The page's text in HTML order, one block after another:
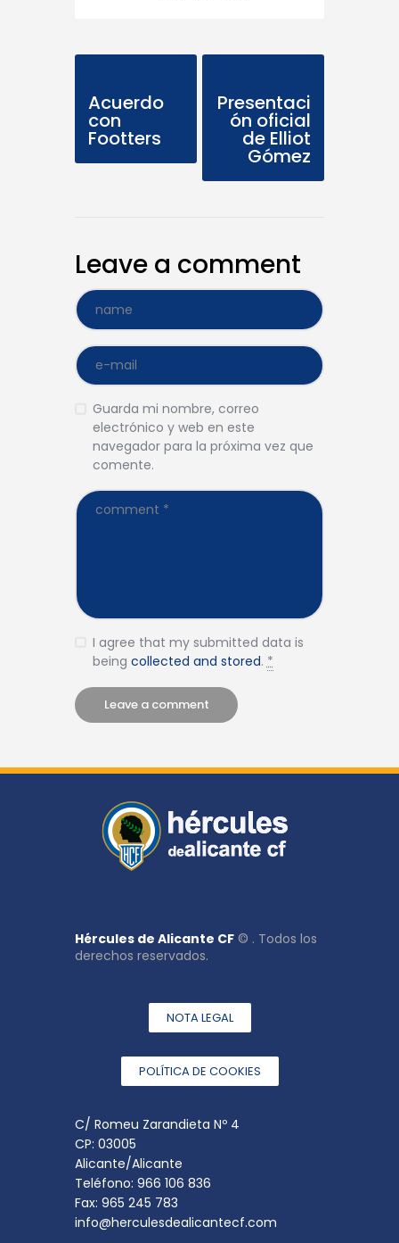
Acuerdo
con
Footters
Presentaci
ón oficial
de Elliot
Gómez
Leave a comment
Guarda mi nombre, correo
electrónico y web en este
navegador para la próxima vez que
comente.
I agree that my submitted data is
being collected and stored. *
Hércules de Alicante CF © . Todos los
derechos reservados.
NOTA LEGAL
POLÍTICA DE COOKIES
C/ Romeu Zarandieta Nº 4
CP: 03005
Alicante/Alicante
Teléfono: 966 106 836
Fax: 965 245 783
info@herculesdealicantecf.com